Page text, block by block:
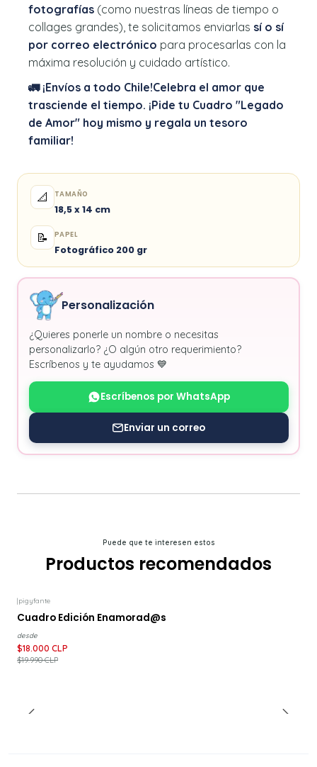
fotografías (como nuestras líneas de tiempo o
collages grandes), te solicitamos enviarlas sí o sí
por correo electrónico para procesarlas con la
máxima resolución y cuidado artístico.
🚛 ¡Envíos a todo Chile!Celebra el amor que
trasciende el tiempo. ¡Pide tu Cuadro "Legado
de Amor" hoy mismo y regala un tesoro
familiar!
📐 TAMAÑO
18,5 x 14 cm
📝 PAPEL
Fotográfico 200 gr
Personalización
¿Quieres ponerle un nombre o necesitas
personalizarlo? ¿O algún otro requerimiento?
Escríbenos y te ayudamos 💙
Escríbenos por WhatsApp
Enviar un correo
Puede que te interesen estos
Productos recomendados
-10% DESCUENTO
|pigyfante
Cuadro Edición Enamorad@s
desde
$18.000 CLP
$19.990 CLP